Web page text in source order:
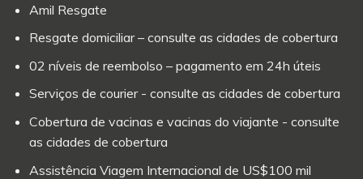
Amil Resgate
Resgate domiciliar – consulte as cidades de cobertura
02 níveis de reembolso – pagamento em 24h úteis
Serviços de courier - consulte as cidades de cobertura
Cobertura de vacinas e vacinas do viajante - consulte
as cidades de cobertura
Assistência Viagem Internacional de US$100 mil